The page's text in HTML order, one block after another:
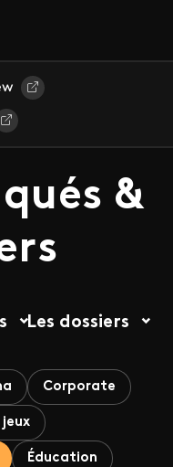
&
Les dossiers
Corporate
Éducation